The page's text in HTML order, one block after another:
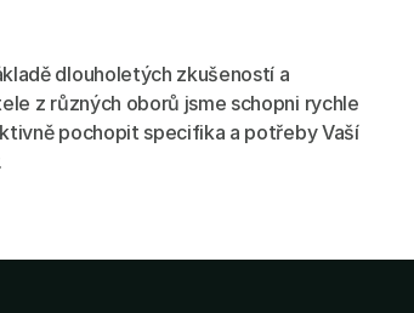
dlouholetých zkušeností a
z různých oborů jsme schopni rychle
pochopit specifika a potřeby Vaší